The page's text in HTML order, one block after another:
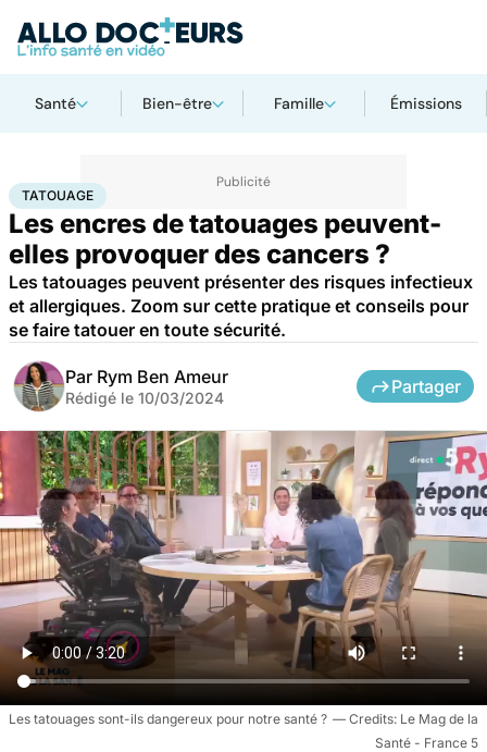
Santé Bien-être Famille Émissions
AccueilSanté Maladies Tatouage
TATOUAGE
Les encres de tatouages peuvent-
elles provoquer des cancers ?
Les tatouages peuvent présenter des risques infectieux
et allergiques. Zoom sur cette pratique et conseils pour
se faire tatouer en toute sécurité.
Par Rym Ben Ameur
Rédigé le 10/03/2024
Partager
Les tatouages sont-ils dangereux pour notre santé ?
Le Mag de la
Santé - France 5